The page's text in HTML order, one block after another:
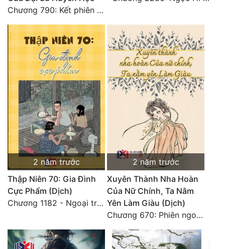
Xuyên Sách
Xuyên Thư
Điền Văn
Đô Thị
Đông Phương
Đông Phương Huyền Huyễn
Đồng Nhân
Cẩu Đạo Trường Sinh
Ngự Thú
Truyện Nữ
Chương 790: Kết phiên ngoại
2 năm trước
Thập Niên 70: Gia Đình
Cực Phẩm (Dịch)
Chương 1182 - Ngoại truyện 4
2 năm trước
Xuyên Thành Nha Hoàn
Của Nữ Chính, Ta Nằm
Yên Làm Giàu (Dịch)
Chương 670: Phiên ngoại 16. HẾT.